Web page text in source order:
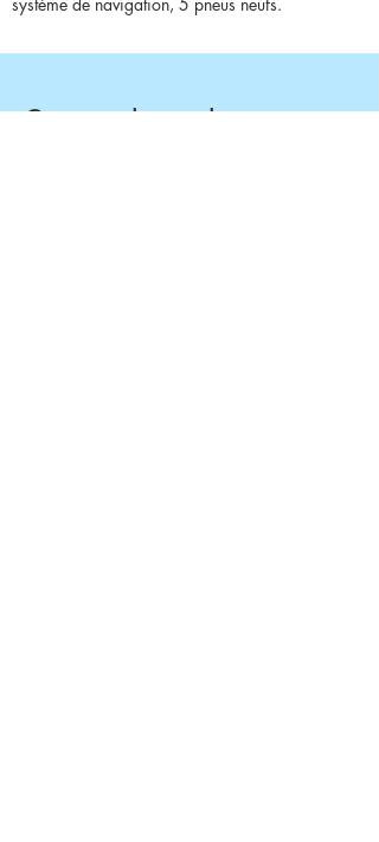
système de navigation, 5 pneus neufs.
Contact du vendeur